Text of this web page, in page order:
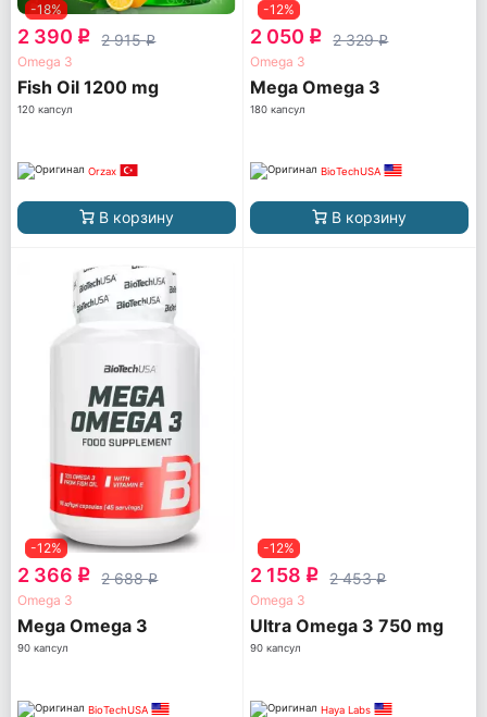
-18%
2 390 q 2 915q
Omega 3
Fish Oil 1200 mg
120 капсул
Orzax
В корзину
-12%
2 050 q 2 329q
Omega 3
Mega Omega 3
180 капсул
BioTechUSA
В корзину
-12%
2 366 q 2 688q
Omega 3
Mega Omega 3
90 капсул
BioTechUSA
-12%
2 158 q 2 453q
Omega 3
Ultra Omega 3 750 mg
90 капсул
Haya Labs